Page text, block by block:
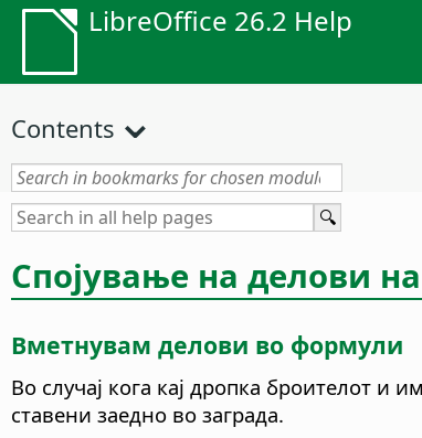
LibreOffice 26.2 Help
Contents
Спојување на делови
Вметнувам делови во формули
Во случај кога кај дропка броителот и
ставени заедно во заграда.